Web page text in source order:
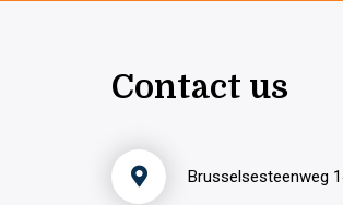
Contact us
Brusselsesteenweg